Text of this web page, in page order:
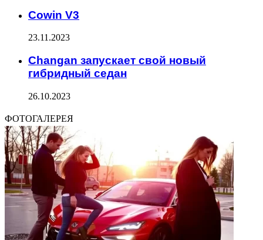
Cowin V3
23.11.2023
Changan запускает свой новый
гибридный седан
26.10.2023
ФОТОГАЛЕРЕЯ